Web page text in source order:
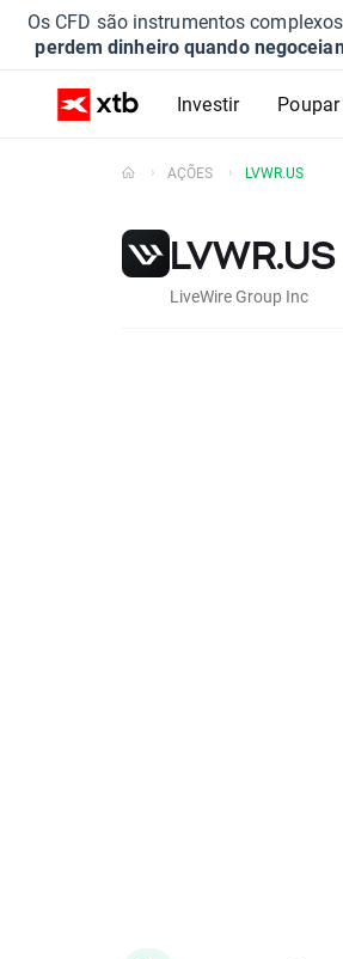
Os CFD são instrumentos
perdem dinheiro quando
Investir Poupar
AÇÕES LVWR.US
LiveWire Group Inc